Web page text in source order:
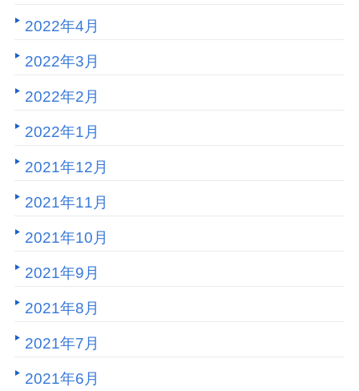
2022年4月
2022年3月
2022年2月
2022年1月
2021年12月
2021年11月
2021年10月
2021年9月
2021年8月
2021年7月
2021年6月